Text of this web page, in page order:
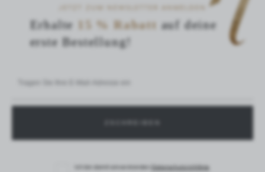
Erhalte 15 % Rabatt auf deine
erste Bestellung!
Ich bin damit einverstanden Datenschutzrichtlinie